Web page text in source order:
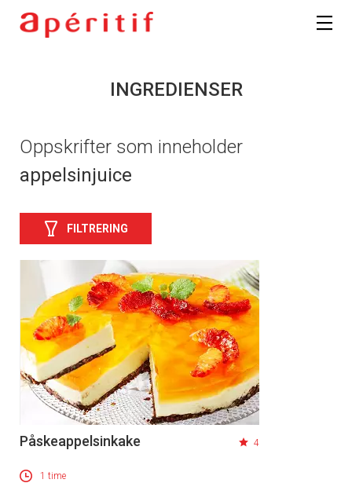
INGREDIENSER
Oppskrifter som inneholder
appelsinjuice
FILTRERING
Påskeappelsinkake 4
1 time